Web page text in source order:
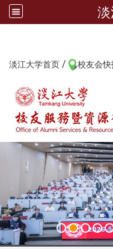
淡江大学首页 / 校友会快